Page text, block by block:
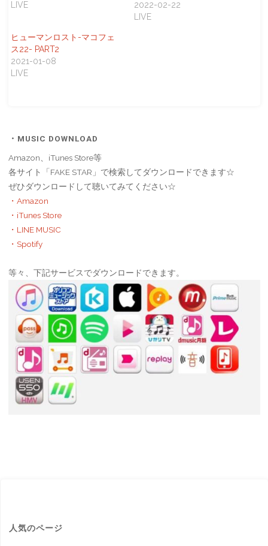
LIVE
2022-02-22
LIVE
ヒューマンロスト-マコフェ
ス22- PART2
2021-01-08
LIVE
・MUSIC DOWNLOAD
Amazon、iTunes Store等
各サイト「FAKE STAR」で検索してダウンロードできます☆
ぜひダウンロードして聴いてみてください☆
・Amazon
・iTunes Store
・LINE MUSIC
・Spotify
等々、下記サービスでダウンロードできます。
人気のページ